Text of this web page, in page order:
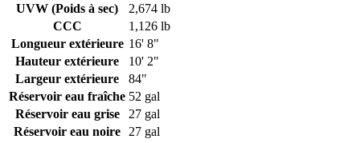
UVW (Poids à sec)
2,674 lb
CCC
1,126 lb
Longueur extérieure 16' 8"
Hauteur extérieure
10' 2"
Largeur extérieure
84"
Réservoir eau fraîche 52 gal
Réservoir eau grise
27 gal
Réservoir eau noire
27 gal